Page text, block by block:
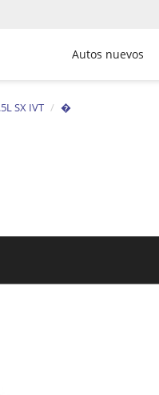
Autos nuevos
SX IVT
�